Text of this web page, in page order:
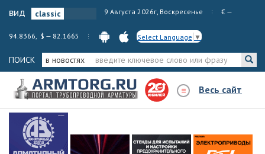
вид 9 Августа 2026г, Воскресенье € —
94.8366, $ — 82.1665 Select Language ▼
ПОИСК в новостях
Весь сайт